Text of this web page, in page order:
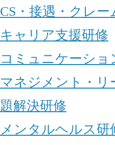
CS・接遇・クレ
キャリア支援研修
コミュニケーシ
マネジメント・リ
題解決研修
メンタルヘルス研